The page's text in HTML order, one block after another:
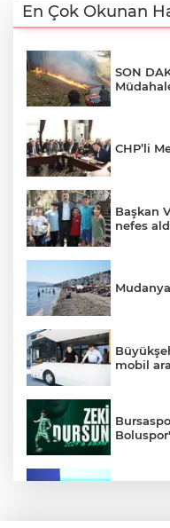
En Çok Okunan
SON
CHP’li
Başkan
nefes
mobil